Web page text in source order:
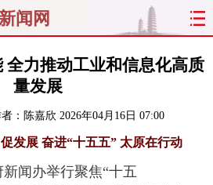
闻网
太原 山西
综合 专题
政务
全力推动工业和信息化高质
量发展
：陈嘉欣 2026年04月16日 07:00
发展 奋进“十五五” 太原在行动
闻办举行聚焦“十五